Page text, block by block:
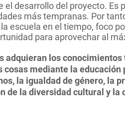
desarrollo del proyecto. Es
más tempranas. Por
escuela en el tiempo, foco
para aprovechar al
adquieran los
mediante la
la igualdad de género, la
de la diversidad cultural y la